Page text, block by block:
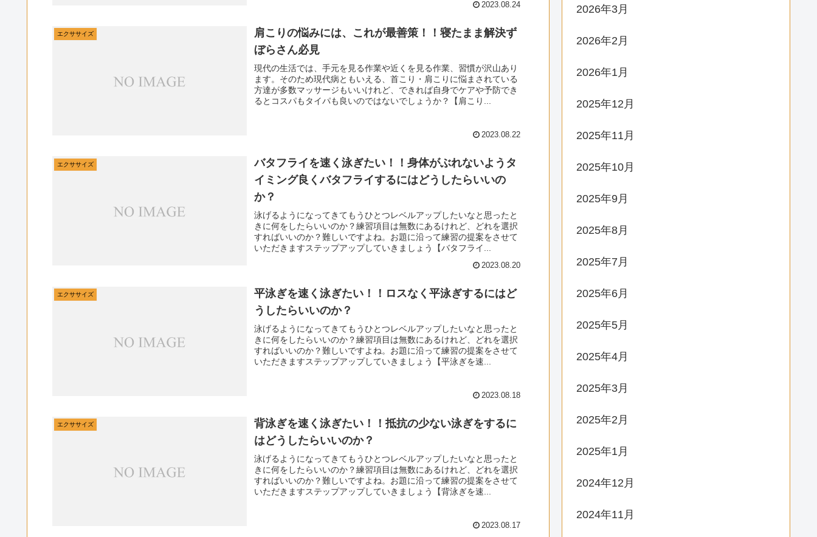
2023.08.24
エクササイズ
肩こりの悩みには、これが最善策！！寝たまま解決ず
ぼらさん必見
現代の生活では、手元を見る作業や近くを見る作業、習慣が沢山あり
ます。そのため現代病ともいえる、首こり・肩こりに悩まされている
方達が多数マッサージもいいけれど、できれば自身でケアや予防でき
るとコスパもタイパも良いのではないでしょうか？【肩こり...
2023.08.22
エクササイズ
バタフライを速く泳ぎたい！！身体がぶれないようタ
イミング良くバタフライするにはどうしたらいいの
か？
泳げるようになってきてもうひとつレベルアップしたいなと思ったと
きに何をしたらいいのか？練習項目は無数にあるけれど、どれを選択
すればいいのか？難しいですよね。お題に沿って練習の提案をさせて
いただきますステップアップしていきましょう【バタフライ...
2023.08.20
エクササイズ
平泳ぎを速く泳ぎたい！！ロスなく平泳ぎするにはど
うしたらいいのか？
泳げるようになってきてもうひとつレベルアップしたいなと思ったと
きに何をしたらいいのか？練習項目は無数にあるけれど、どれを選択
すればいいのか？難しいですよね。お題に沿って練習の提案をさせて
いただきますステップアップしていきましょう【平泳ぎを速...
2023.08.18
エクササイズ
背泳ぎを速く泳ぎたい！！抵抗の少ない泳ぎをするに
はどうしたらいいのか？
泳げるようになってきてもうひとつレベルアップしたいなと思ったと
きに何をしたらいいのか？練習項目は無数にあるけれど、どれを選択
すればいいのか？難しいですよね。お題に沿って練習の提案をさせて
いただきますステップアップしていきましょう【背泳ぎを速...
2023.08.17
2026年3月
2026年2月
2026年1月
2025年12月
2025年11月
2025年10月
2025年9月
2025年8月
2025年7月
2025年6月
2025年5月
2025年4月
2025年3月
2025年2月
2025年1月
2024年12月
2024年11月